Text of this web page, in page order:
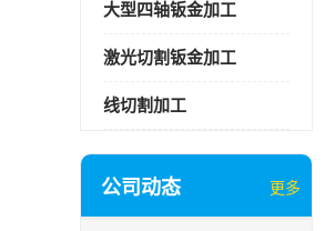
大型四轴钣金加工
激光切割钣金加工
线切割加工
公司动态 更多